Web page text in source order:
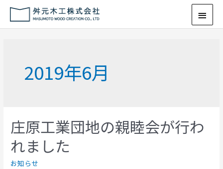
2019年6月
庄原工業団地の親睦会が行わ
れました
お知らせ